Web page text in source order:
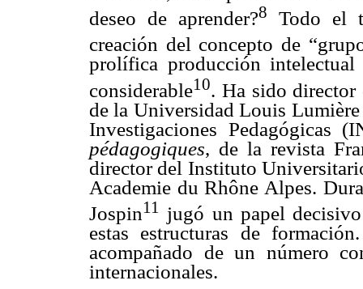
deseo de aprender?8
Todo el
creación del concepto de
prolífica producción intelectual
considerable10. Ha sido director
de la Universidad Louis
Investigaciones Pedagógicas
pédagogiques, de la revista
director del Instituto
Academie du Rhône Alpes.
Jospin11
jugó un papel
estas estructuras de
acompañado de un número
internacionales.